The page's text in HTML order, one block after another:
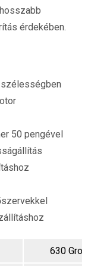
érdekében.
szélességben
50 pengével
630